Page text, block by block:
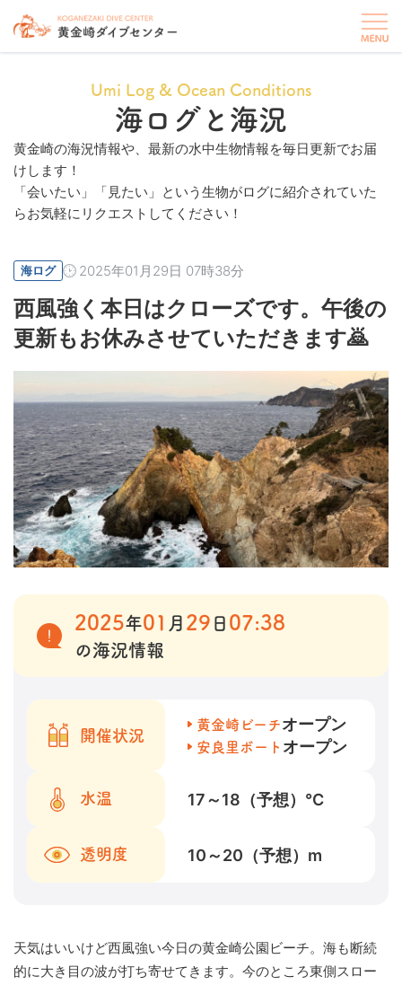
Umi Log & Ocean Conditions
海ログと海況
黄金崎の海況情報や、最新の水中生物情報を毎日更新でお届
けします！
「会いたい」「見たい」という生物がログに紹介されていた
らお気軽にリクエストしてください！
海ログ 2025年01月29日 07時38分
西風強く本日はクローズです。午後の
更新もお休みさせていただきます🙇
2025年01 月 29 日 07:38
の海況情報
開催状況
黄金崎ビーチオープン
安良里ボート オープン
水温 17～18（予想） ℃
透明度 10～20（予想） m
天気はいいけど西風強い今日の黄金崎公園ビーチ。海も断続
的に大き目の波が打ち寄せてきます。今のところ東側スロー